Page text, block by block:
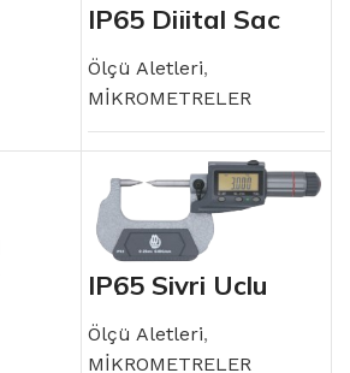
IP65 Dijital Sac
Metal
Mikrometresi
Ölçü Aletleri,
MİKROMETRELER
IP65 Sivri Uçlu
Dijital Mikrometre
Ölçü Aletleri,
MİKROMETRELER